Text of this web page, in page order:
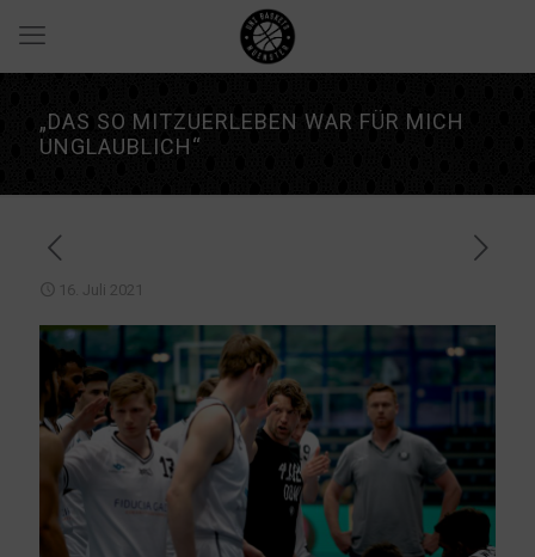
„DAS SO MITZUERLEBEN WAR FÜR MICH
UNGLAUBLICH“
16. Juli 2021